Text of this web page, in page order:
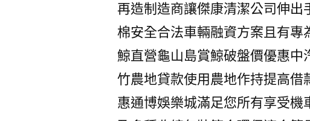
再造制造商讓傑康清潔公司伸
棉安全合法車輛融資方案且有
鯨直營龜山島賞鯨破盤價優惠
竹農地貸款使用農地作持提高
惠通博娛樂城滿足您所有享受機